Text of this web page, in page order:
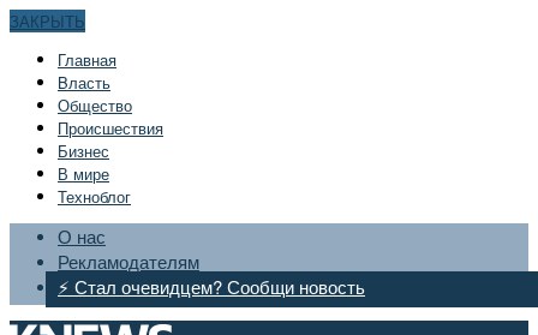
ЗАКРЫТЬ
Главная
Bласть
Общество
Происшествия
Бизнес
В мире
Техноблог
О нас
Рекламодателям
⚡ Стал очевидцем? Сообщи новость